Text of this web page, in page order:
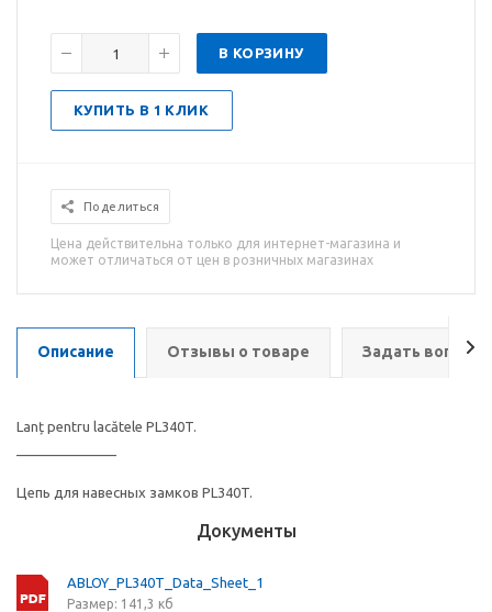
В КОРЗИНУ
КУПИТЬ В 1 КЛИК
Поделиться
Цена действительна только для интернет-магазина и
может отличаться от цен в розничных магазинах
Описание Отзывы о товаре Задать вопрос
Lanț pentru lacătele PL340T.
Цепь для навесных замков PL340T.
Документы
ABLOY_PL340T_Data_Sheet_1
Размер: 141,3 кб